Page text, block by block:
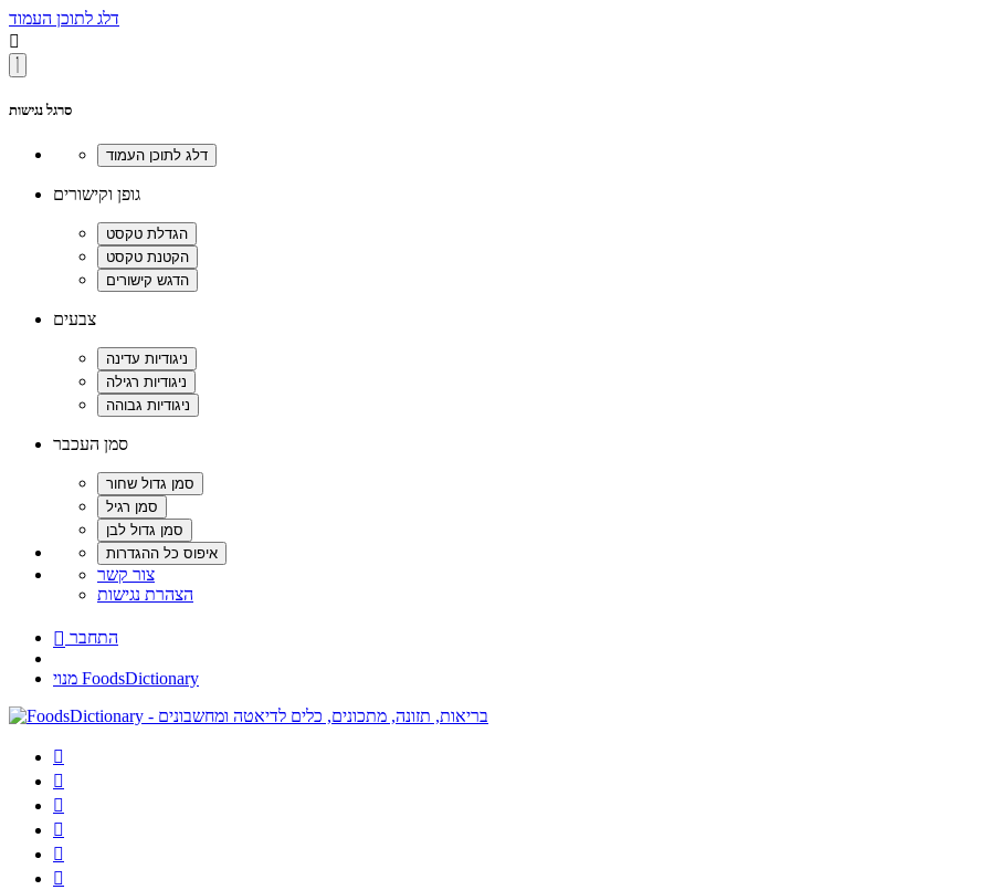
דלג לתוכן העמוד

סרגל נגישות
גופן וקישורים
צבעים
סמן העכבר
צור קשר
הצהרת נגישות
 התחבר
מנוי FoodsDictionary





